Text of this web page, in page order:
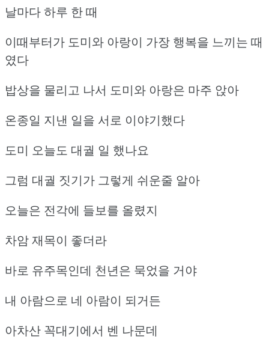
날마다 하루 한 때
이때부터가 도미와 아랑이 가장 행복을 느끼는 때
였다
밥상을 물리고 나서 도미와 아랑은 마주 앉아
온종일 지낸 일을 서로 이야기했다
도미 오늘도 대궐 일 했나요
그럼 대궐 짓기가 그렇게 쉬운줄 알아
오늘은 전각에 들보를 올렸지
차암 재목이 좋더라
바로 유주목인데 천년은 묵었을 거야
내 아람으로 네 아람이 되거든
아차산 꼭대기에서 벤 나문데